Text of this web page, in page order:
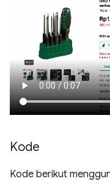
Kode
Kode berikut